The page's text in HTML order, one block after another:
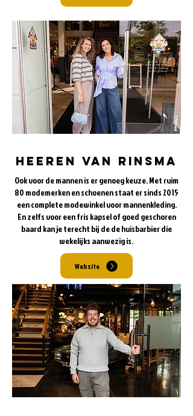
heeren van rinsma
Ook voor de mannen is er genoeg keuze. Met ruim
80 modemerken en schoenen staat er sinds 2015
een complete modewinkel voor mannenkleding.
En zelfs voor een fris kapsel of goed geschoren
baard kan je terecht bij de de huisbarbier die
wekelijks aanwezig is.
Website